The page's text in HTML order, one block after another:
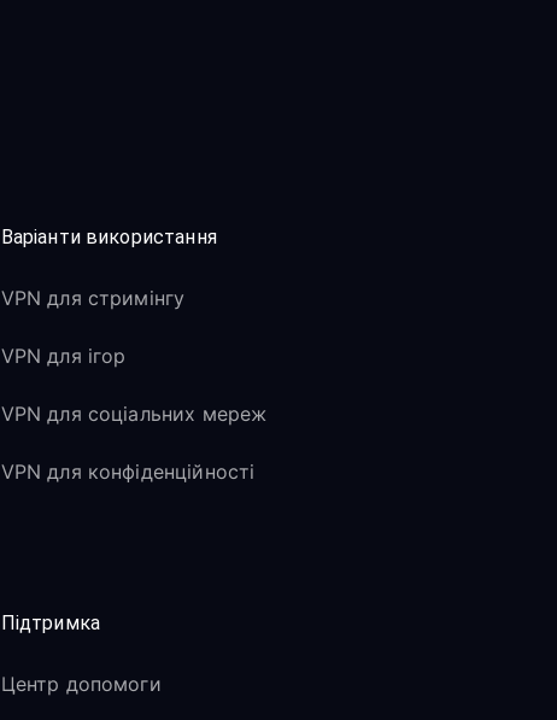
Варіанти використання
VPN для стримінгу
VPN для ігор
VPN для соціальних мереж
VPN для конфіденційності
Підтримка
Центр допомоги